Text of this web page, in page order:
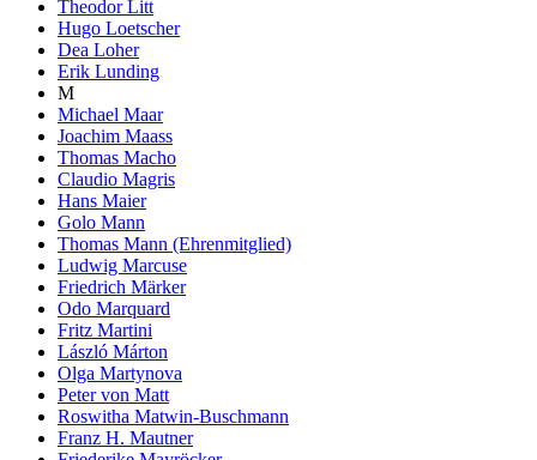
Theodor Litt
Hugo Loetscher
Dea Loher
Erik Lunding
M
Michael Maar
Joachim Maass
Thomas Macho
Claudio Magris
Hans Maier
Golo Mann
Thomas Mann (Ehrenmitglied)
Ludwig Marcuse
Friedrich Märker
Odo Marquard
Fritz Martini
László Márton
Olga Martynova
Peter von Matt
Roswitha Matwin-Buschmann
Franz H. Mautner